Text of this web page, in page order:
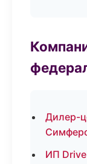
Дилер-
ИП